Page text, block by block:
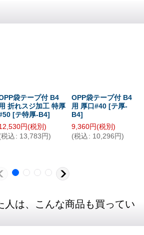
袋テープ付 B4
折れスジ加工 特厚
[テ特厚-B4]
円(税別)
税込 : 13,783 円)
OPP袋テープ付 B4
用 厚口#40 [テ厚-
B4]
9,360円(税別)
(税込 : 10,296 円)
人は、こんな商品も買ってい